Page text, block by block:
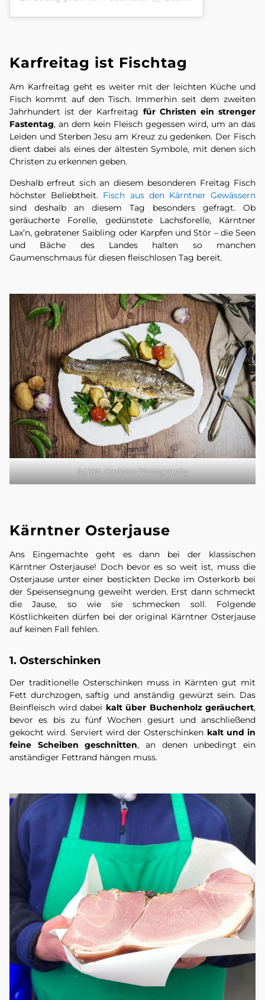
Karfreitag ist Fischtag
Am Karfreitag geht es weiter mit der leichten Küche und
Fisch kommt auf den Tisch. Immerhin seit dem zweiten
Jahrhundert ist der Karfreitag für Christen ein strenger
Fastentag, an dem kein Fleisch gegessen wird, um an das
Leiden und Sterben Jesu am Kreuz zu gedenken. Der Fisch
dient dabei als eines der ältesten Symbole, mit denen sich
Christen zu erkennen geben.
Deshalb erfreut sich an diesem besonderen Freitag Fisch
höchster Beliebtheit. Fisch aus den Kärntner Gewässern
sind deshalb an diesem Tag besonders gefragt. Ob
geräucherte Forelle, gedünstete Lachsforelle, Kärntner
Lax’n, gebratener Saibling oder Karpfen und Stör – die Seen
und Bäche des Landes halten so manchen
Gaumenschmaus für diesen fleischlosen Tag bereit.
(c) KW, Carletto Photography
Kärntner Osterjause
Ans Eingemachte geht es dann bei der klassischen
Kärntner Osterjause! Doch bevor es so weit ist, muss die
Osterjause unter einer bestickten Decke im Osterkorb bei
der Speisensegnung geweiht werden. Erst dann schmeckt
die Jause, so wie sie schmecken soll. Folgende
Köstlichkeiten dürfen bei der original Kärntner Osterjause
auf keinen Fall fehlen.
1. Osterschinken
Der traditionelle Osterschinken muss in Kärnten gut mit
Fett durchzogen, saftig und anständig gewürzt sein. Das
Beinfleisch wird dabei kalt über Buchenholz geräuchert,
bevor es bis zu fünf Wochen gesurt und anschließend
gekocht wird. Serviert wird der Osterschinken kalt und in
feine Scheiben geschnitten, an denen unbedingt ein
anständiger Fettrand hängen muss.